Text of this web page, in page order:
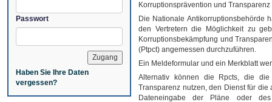
Passwort
Haben Sie Ihre Daten
vergessen?
Korruptionsprävention und
Die Nationale Antikorruptionsbehörde
den Vertretern die Möglichkeit zu
Korruptionsbekämpfung und
(Ptpct) angemessen durchzuführen.
Ein Meldeformular und ein Merkblatt
Alternativ können die Rpcts, die
Transparenz nutzen, den Dienst für
Dateneingabe der Pläne oder